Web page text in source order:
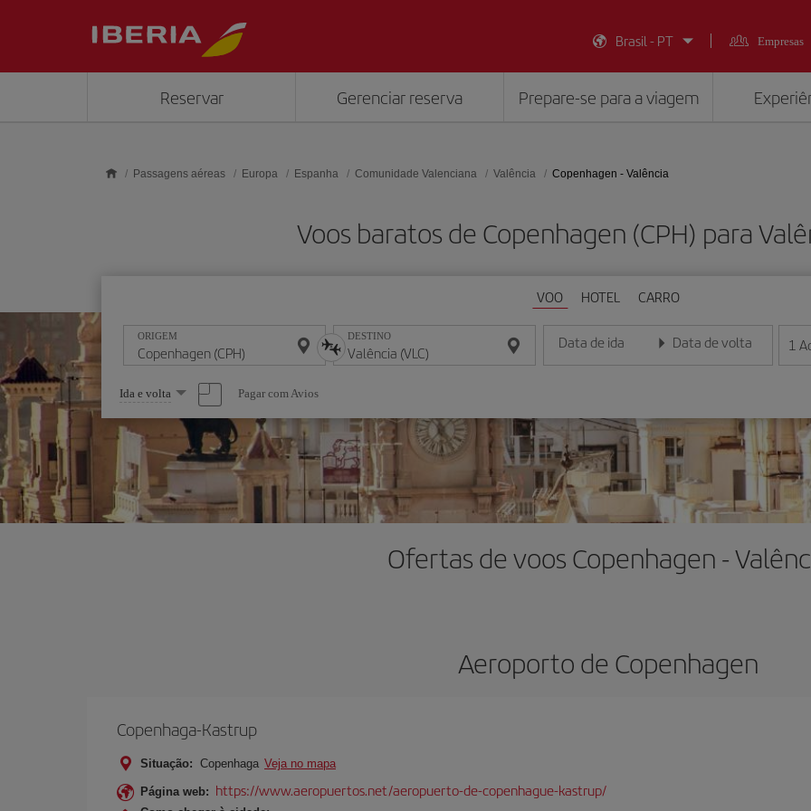
Brasil - PT
Empresas
Reservar Gerenciar reserva Prepare-se para a viagem
Passagens aéreas Europa Espanha Comunidade Valenciana Valência Copenhagen - Valência
Voos baratos de Copenhagen (CPH) para
VOO HOTEL CARRO
ORIGEM DESTINO Data de ida
Insira a data no formato dia/mês/ano
Data de volta
Insira a data no formato dia/
1
Selecione
uma
opção
Ida e volta Pagar com Avios
Ofertas de voos Copenhagen -
Aeroporto de Copenhagen
Copenhaga-Kastrup
Situação: Copenhaga Veja no mapa
Página web: https://www.aeropuertos.net/aeropuerto-de-copenhague-kastrup/